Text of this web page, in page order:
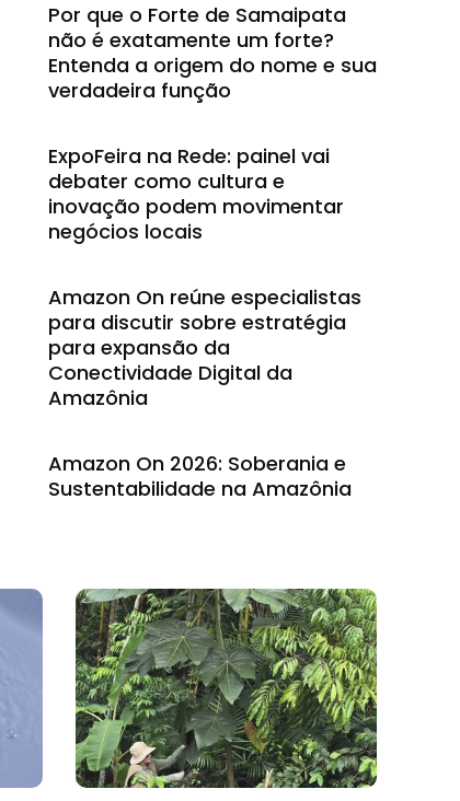
Por que o Forte de Samaipata
não é exatamente um forte?
Entenda a origem do nome e sua
verdadeira função
ExpoFeira na Rede: painel vai
debater como cultura e
inovação podem movimentar
negócios locais
Amazon On reúne especialistas
para discutir sobre estratégia
para expansão da
Conectividade Digital da
Amazônia
Amazon On 2026: Soberania e
Sustentabilidade na Amazônia